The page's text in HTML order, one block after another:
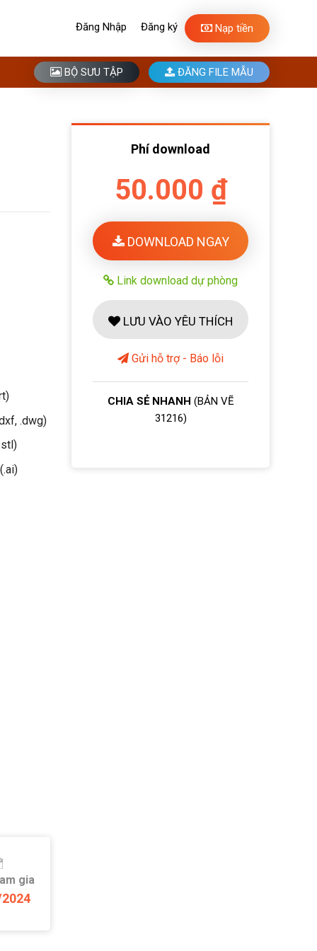
Đăng Nhập Đăng ký Nạp tiền
BỘ SƯU TẬP ĐĂNG FILE MẪU
.dwg)
gia
Phí download
50.000 ₫
DOWNLOAD NGAY
Link download dự phòng
LƯU VÀO YÊU THÍCH
Gửi hỗ trợ - Báo lỗi
CHIA SẺ NHANH (BẢN VẼ
31216)